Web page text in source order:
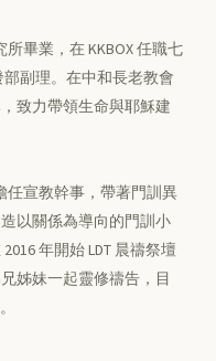
畢業，在 KKBOX 任職七
副理。在中和長老教會
致力帶領生命與耶穌建
任宣教幹事，帶著門訓異
以關係為導向的門訓小
年開始 LDT 晨禱祭壇
姊妹一起靈修禱告，目